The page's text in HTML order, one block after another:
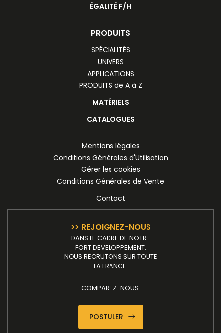
ÉGALITÉ F/H
PRODUITS
SPÉCIALITÉS
UNIVERS
APPLICATIONS
PRODUITS de A à Z
MATÉRIELS
CATALOGUES
Mentions légales
Conditions Générales d'Utilisation
Gérer les cookies
Conditions Générales de Vente
Contact
>> REJOIGNEZ-NOUS
DANS LE CADRE DE NOTRE
FORT DEVELOPPEMENT,
NOUS RECRUTONS SUR TOUTE
LA FRANCE.
COMPAREZ-NOUS.
POSTULER